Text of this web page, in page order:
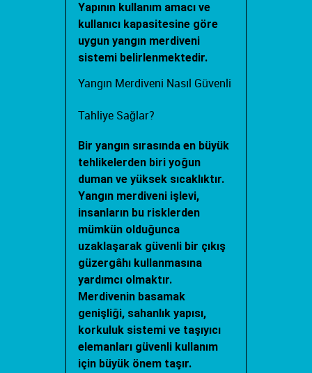
Yapının kullanım amacı ve
kullanıcı kapasitesine göre
uygun yangın merdiveni
sistemi belirlenmektedir.
Yangın Merdiveni Nasıl Güvenli
Tahliye Sağlar?
Bir yangın sırasında en büyük
tehlikelerden biri yoğun
duman ve yüksek sıcaklıktır.
Yangın merdiveni işlevi,
insanların bu risklerden
mümkün olduğunca
uzaklaşarak güvenli bir çıkış
güzergâhı kullanmasına
yardımcı olmaktır.
Merdivenin basamak
genişliği, sahanlık yapısı,
korkuluk sistemi ve taşıyıcı
elemanları güvenli kullanım
için büyük önem taşır.